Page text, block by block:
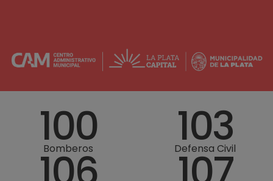
100
Bomberos 103
Defensa Civil